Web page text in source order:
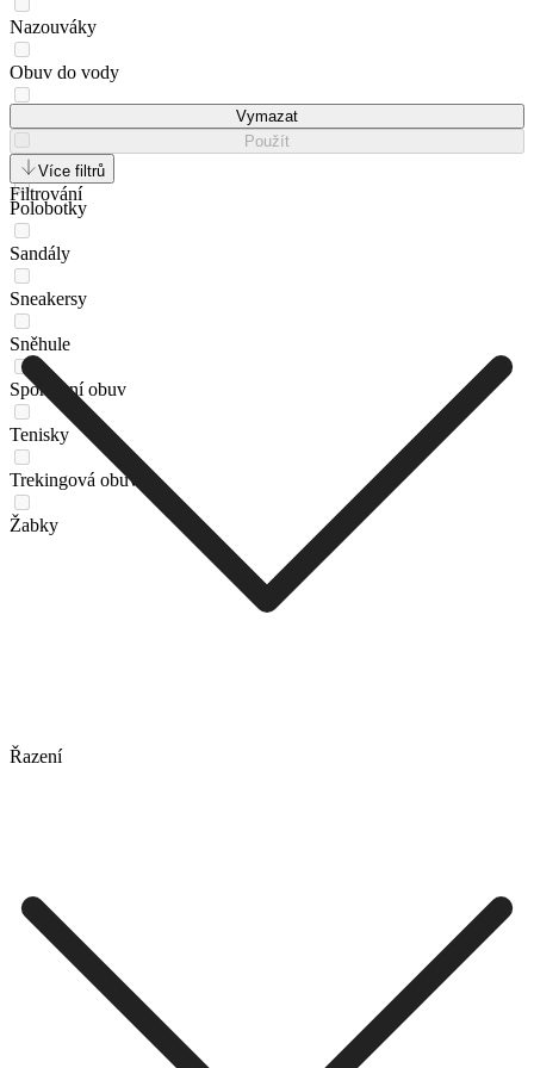
Nazouváky
Obuv do vody
Plátěnky
Polobotky
Sandály
Sneakersy
Sněhule
Sportovní obuv
Tenisky
Trekingová obuv
Žabky
Vymazat
Použít
Více filtrů
Filtrování
Řazení